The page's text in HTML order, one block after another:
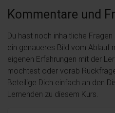
Kommentare und
Du hast noch inhaltliche
ein genaueres Bild vom Ablauf
eigenen Erfahrungen mit der
möchtest oder vorab
Beteilige Dich einfach an den
Lernenden zu diesem Kurs.